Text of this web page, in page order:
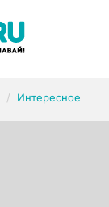
Интересное